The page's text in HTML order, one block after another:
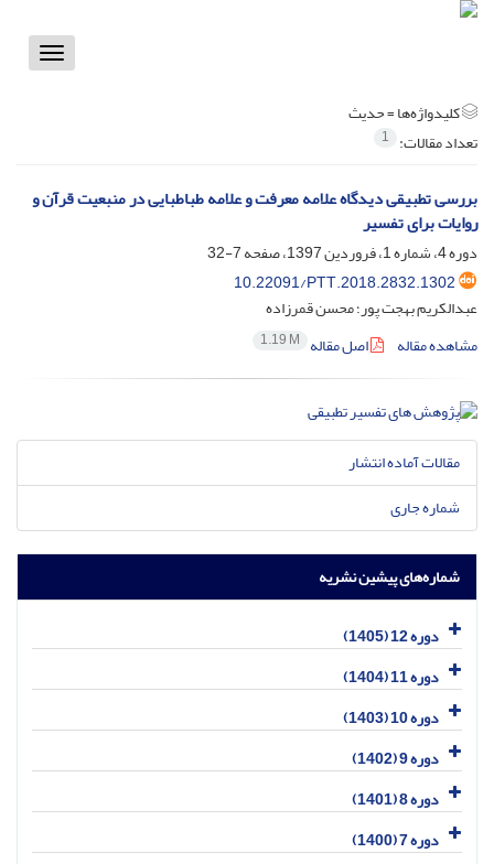
Toggle
کلیدواژه‌ها =حدیث
تعداد مقالات: 1
بررسی تطبیقی دیدگاه علامه معرفت و علامه طباطبایی در منبعیت قرآن و
روایات برای تفسیر
دوره 4، شماره 1، فروردین 1397، صفحه
7-32
10.22091/PTT.2018.2832.1302
عبدالکریم بهجت پور؛ محسن قمرزاده
مشاهده مقاله
اصل مقاله 1.19 M
مقالات آماده انتشار
شماره جاری
شماره‌های پیشین نشریه
دوره 12 (1405)
دوره 11 (1404)
دوره 10 (1403)
دوره 9 (1402)
دوره 8 (1401)
دوره 7 (1400)